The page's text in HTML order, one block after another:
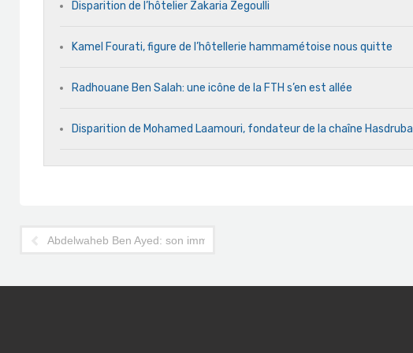
Disparition de l’hôtelier Zakaria Zegoulli
Kamel Fourati, figure de l’hôtellerie hammamétoise nous quitte
Radhouane Ben Salah: une icône de la FTH s’en est allée
Disparition de Mohamed Laamouri, fondateur de la chaîne Hasdrubal
Abdelwaheb Ben Ayed: son immense contribution au tourisme